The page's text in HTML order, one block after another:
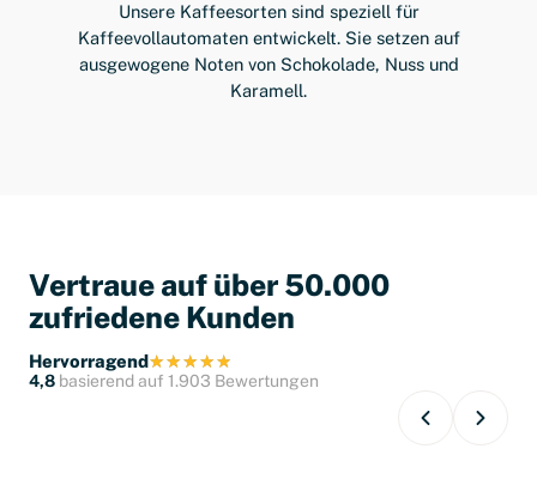
Unsere Kaffeesorten sind speziell für
Kaffeevollautomaten entwickelt. Sie setzen auf
ausgewogene Noten von Schokolade, Nuss und
Karamell.
Vertraue auf über 50.000
zufriedene Kunden
Hervorragend
4,8 basierend auf 1.903 Bewertungen